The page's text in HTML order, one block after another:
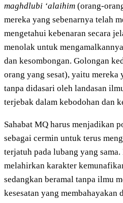
maghdlubi ‘alaihim (orang-
mereka yang sebenarnya telah
mengetahui kebenaran secara
menolak untuk
dan kesombongan. Golongan
orang yang sesat), yaitu mereka
tanpa didasari oleh landasan
terjebak dalam kebodohan dan
Sahabat MQ harus menjadikan
sebagai cermin untuk terus
terjatuh pada lubang yang
melahirkan karakter
sedangkan beramal tanpa ilmu
kesesatan yang